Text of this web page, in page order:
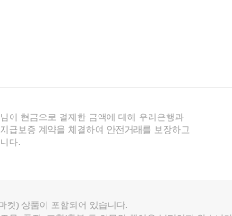
이 현금으로 결제한 금액에 대해 우리은행과
급보증 계약을 체결하여 안전거래를 보장하고
다.
켓) 상품이 포함되어 있습니다.